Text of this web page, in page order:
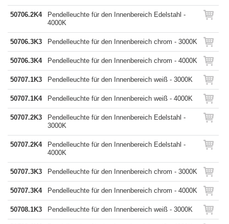
50706.2K4
Pendelleuchte für den Innenbereich Edelstahl -
4000K
50706.3K3 Pendelleuchte für den Innenbereich chrom - 3000K
50706.3K4 Pendelleuchte für den Innenbereich chrom - 4000K
50707.1K3 Pendelleuchte für den Innenbereich weiß - 3000K
50707.1K4 Pendelleuchte für den Innenbereich weiß - 4000K
50707.2K3
Pendelleuchte für den Innenbereich Edelstahl -
3000K
50707.2K4
Pendelleuchte für den Innenbereich Edelstahl -
4000K
50707.3K3 Pendelleuchte für den Innenbereich chrom - 3000K
50707.3K4 Pendelleuchte für den Innenbereich chrom - 4000K
50708.1K3 Pendelleuchte für den Innenbereich weiß - 3000K